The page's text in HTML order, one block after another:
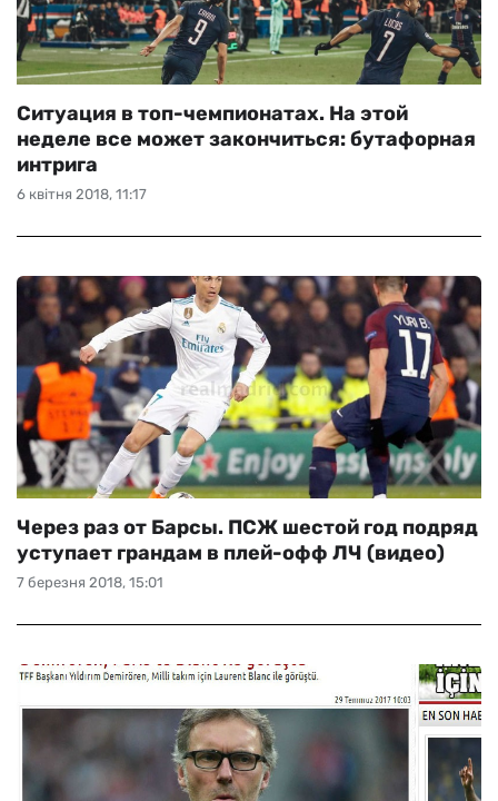
6 квітня 2018, 11:17
Ситуация в топ-чемпионатах. На этой
неделе все может закончиться: бутафорная
интрига
7 березня 2018, 15:01
Через раз от Барсы. ПСЖ шестой год подряд
уступает грандам в плей-офф ЛЧ (видео)